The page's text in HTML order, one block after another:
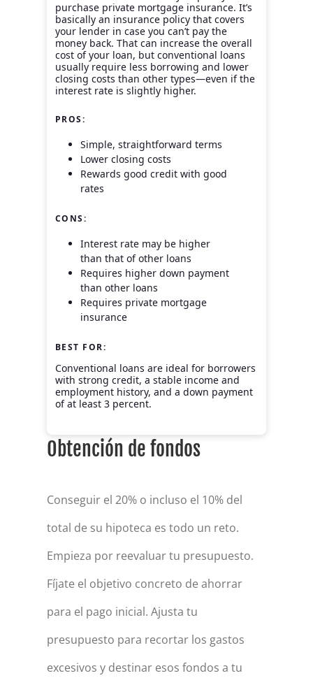
purchase private mortgage insurance. It’s
basically an insurance policy that covers
your lender in case you can’t pay the
money back. That can increase the overall
cost of your loan, but conventional loans
usually require less borrowing and lower
closing costs than other types—even if the
interest rate is slightly higher.
PROS:
Simple, straightforward terms
Lower closing costs
Rewards good credit with good
rates
CONS:
Interest rate may be higher
than that of other loans
Requires higher down payment
than other loans
Requires private mortgage
insurance
BEST FOR:
Conventional loans are ideal for borrowers
with strong credit, a stable income and
employment history, and a down payment
of at least 3 percent.
Obtención de fondos
Conseguir el 20% o incluso el 10% del
total de su hipoteca es todo un reto.
Empieza por reevaluar tu presupuesto.
Fíjate el objetivo concreto de ahorrar
para el pago inicial. Ajusta tu
presupuesto para recortar los gastos
excesivos y destinar esos fondos a tu